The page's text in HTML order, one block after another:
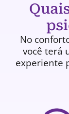
No
você terá
experiente